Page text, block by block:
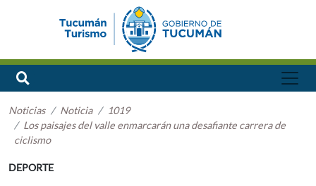
Noticias Noticia
1019
Los paisajes del valle enmarcarán una desafiante carrera de
ciclismo
DEPORTE